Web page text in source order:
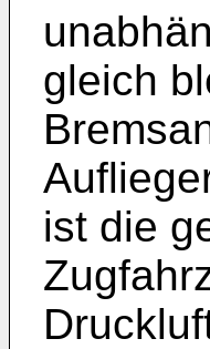
gleich
ist die